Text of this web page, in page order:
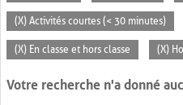
(X) Activités courtes (< 30 minutes)
(X) En classe et hors classe (X)
Votre recherche n'a donné